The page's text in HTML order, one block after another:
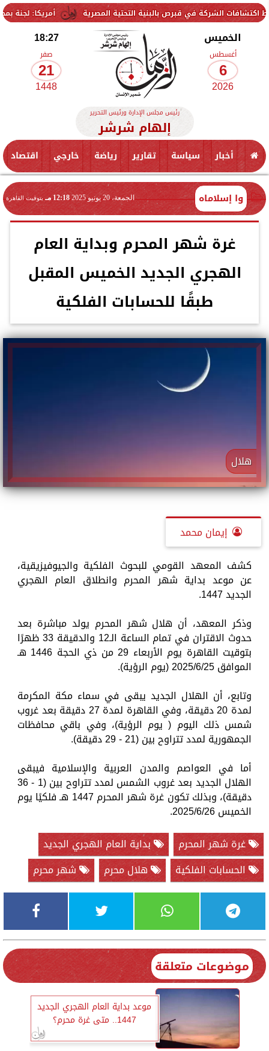
أمريكا: لجنة بمجلس الشيوخ في قبرص بالبنية التحتية المصرية
الخميس
أغسطس
6
2026
18:27
صفر
21
1448
رئيس مجلس الإدارة ورئيس التحرير
إلهام شرشر
أخبار سياسة تقارير رياضة خارجي اقتصاد
وا إسلاماه الجمعة، 20 يونيو 2025 12:18 مـ بتوقيت القاهرة
غرة شهر المحرم وبداية العام
الهجري الجديد الخميس المقبل
طبقًا للحسابات الفلكية
هلال
إيمان محمد
كشف المعهد القومي للبحوث الفلكية والجيوفيزيقية،
عن موعد بداية شهر المحرم وانطلاق العام الهجري
الجديد 1447.
وذكر المعهد، أن هلال شهر المحرم يولد مباشرة بعد
حدوث الاقتران في تمام الساعة الـ12 والدقيقة 33 ظهرًا
بتوقيت القاهرة يوم الأربعاء 29 من ذي الحجة 1446 هـ
الموافق 2025/6/25 (يوم الرؤية).
وتابع، أن الهلال الجديد يبقى في سماء مكة المكرمة
لمدة 20 دقيقة، وفي القاهرة لمدة 27 دقيقة بعد غروب
شمس ذلك اليوم ( يوم الرؤية)، وفي باقي محافظات
الجمهورية لمدد تتراوح بين (21 - 29 دقيقة).
أما في العواصم والمدن العربية والإسلامية فيبقى
الهلال الجديد بعد غروب الشمس لمدد تتراوح بين (1 - 36
دقيقة)، وبذلك تكون غرة شهر المحرم 1447 هـ فلكيًا يوم
الخميس 2025/6/26.
غرة شهر المحرم
بداية العام الهجري الجديد
الحسابات الفلكية
هلال محرم شهر محرم
موضوعات متعلقة
موعد بداية العام الهجري الجديد
1447.. متى غرة محرم؟